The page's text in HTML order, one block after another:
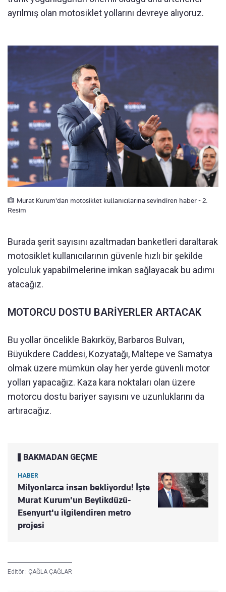
ayrılmış olan motosiklet yollarını devreye alıyoruz.
Murat Kurum'dan motosiklet kullanıcılarına sevindiren haber - 2.
Resim
Burada şerit sayısını azaltmadan banketleri daraltarak
motosiklet kullanıcılarının güvenle hızlı bir şekilde
yolculuk yapabilmelerine imkan sağlayacak bu adımı
atacağız.
MOTORCU DOSTU BARİYERLER ARTACAK
Bu yollar öncelikle Bakırköy, Barbaros Bulvarı,
Büyükdere Caddesi, Kozyatağı, Maltepe ve Samatya
olmak üzere mümkün olay her yerde güvenli motor
yolları yapacağız. Kaza kara noktaları olan üzere
motorcu dostu bariyer sayısını ve uzunluklarını da
artıracağız.
BAKMADAN GEÇME
HABER
Milyonlarca insan bekliyordu! İşte
Murat Kurum'un Beylikdüzü-
Esenyurt'u ilgilendiren metro
projesi
Editör : ÇAĞLA ÇAĞLAR